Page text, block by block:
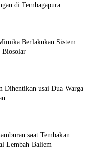
di Tembagapura
Berlakukan Sistem
Biosolar
Dihentikan usai Dua Warga
saat Tembakan
Lembah Baliem